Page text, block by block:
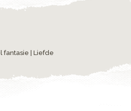
fantasie | Liefde